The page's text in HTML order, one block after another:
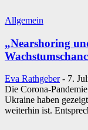
Allgemein
„Nearshoring
Eva Rathgeber - 7.
Die Corona-
Ukraine haben
weiterhin ist.